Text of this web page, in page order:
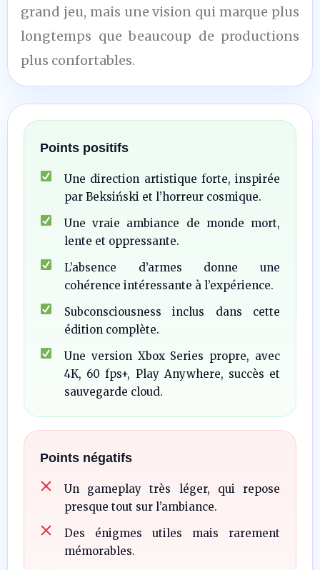
grand jeu, mais une vision qui marque plus
longtemps que beaucoup de productions
plus confortables.
Points positifs
Une direction artistique forte, inspirée
par Beksiński et l’horreur cosmique.
Une vraie ambiance de monde mort,
lente et oppressante.
L’absence d’armes donne une
cohérence intéressante à l’expérience.
Subconsciousness inclus dans cette
édition complète.
Une version Xbox Series propre, avec
4K, 60 fps+, Play Anywhere, succès et
sauvegarde cloud.
Points négatifs
Un gameplay très léger, qui repose
presque tout sur l’ambiance.
Des énigmes utiles mais rarement
mémorables.